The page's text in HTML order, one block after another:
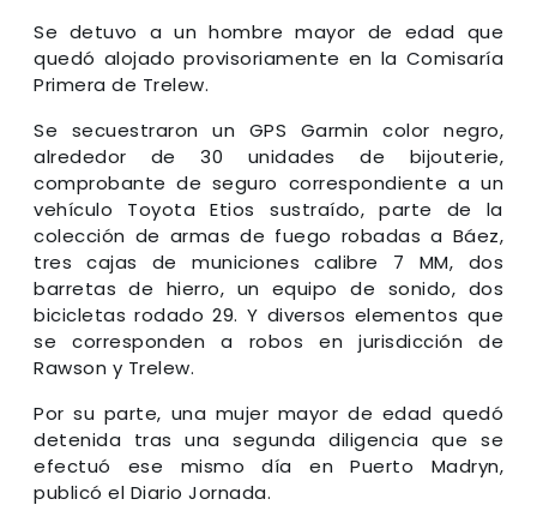
Se detuvo a un hombre mayor de edad que
quedó alojado provisoriamente en la Comisaría
Primera de Trelew.
Se secuestraron un GPS Garmin color negro,
alrededor de 30 unidades de bijouterie,
comprobante de seguro correspondiente a un
vehículo Toyota Etios sustraído, parte de la
colección de armas de fuego robadas a Báez,
tres cajas de municiones calibre 7 MM, dos
barretas de hierro, un equipo de sonido, dos
bicicletas rodado 29. Y diversos elementos que
se corresponden a robos en jurisdicción de
Rawson y Trelew.
Por su parte, una mujer mayor de edad quedó
detenida tras una segunda diligencia que se
efectuó ese mismo día en Puerto Madryn,
publicó el Diario Jornada.